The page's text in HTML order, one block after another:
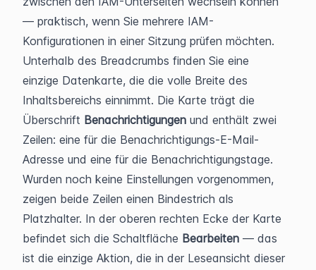
— praktisch, wenn Sie mehrere IAM-
Konfigurationen in einer Sitzung prüfen möchten.
Unterhalb des Breadcrumbs finden Sie eine
einzige Datenkarte, die die volle Breite des
Inhaltsbereichs einnimmt. Die Karte trägt die
Überschrift Benachrichtigungen und enthält zwei
Zeilen: eine für die Benachrichtigungs-E-Mail-
Adresse und eine für die Benachrichtigungstage.
Wurden noch keine Einstellungen vorgenommen,
zeigen beide Zeilen einen Bindestrich als
Platzhalter. In der oberen rechten Ecke der Karte
befindet sich die Schaltfläche Bearbeiten — das
ist die einzige Aktion, die in der Leseansicht dieser